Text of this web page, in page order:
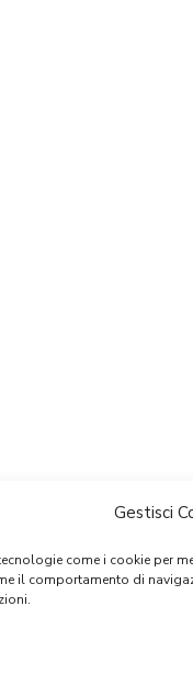
Gestisci
come i cookie per
il comportamento di